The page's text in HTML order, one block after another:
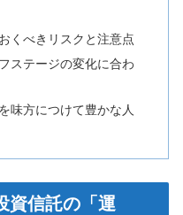
くべきリスクと注意点
ステージの変化に合わ
味方につけて豊かな人
資信託の「運